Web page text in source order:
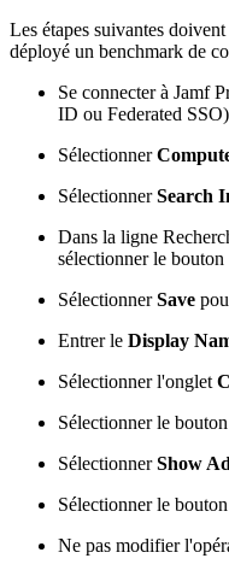
Les étapes suivantes
déployé un benchmark de
Se connecter à Jamf
ID ou Federated SSO)
Sélectionner
SélectionnerSearch
Dans la ligne
sélectionner le bouton
SélectionnerSave
Entrer le Display
Sélectionner l'onglet
Sélectionner le bouton
SélectionnerShow
Sélectionner le bouton
Ne pas modifier